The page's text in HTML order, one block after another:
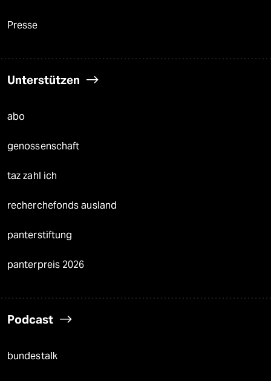
Presse
Unterstützen
abo
genossenschaft
taz zahl ich
recherchefonds ausland
panterstiftung
panterpreis 2026
Podcast
bundestalk